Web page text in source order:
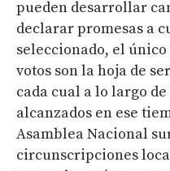
pueden desarrollar
declarar promesas a
seleccionado, el
votos son la hoja de
cada cual a lo largo
alcanzados en ese
Asamblea Nacional
circunscripciones